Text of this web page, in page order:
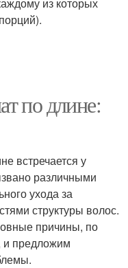
по длине:
встречается у
различными
ухода за
структуры волос.
причины, по
и предложим